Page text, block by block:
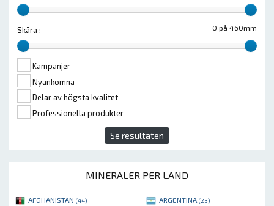
0 på 460mm
Skära :
Kampanjer
Nyankomna
Delar av högsta kvalitet
Professionella produkter
Se resultaten
MINERALER PER LAND
AFGHANISTAN (44) ARGENTINA (23)